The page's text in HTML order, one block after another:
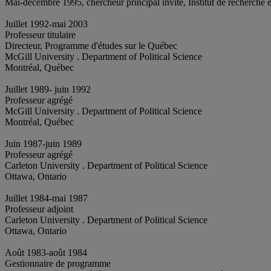
Juillet 1992-mai 2003
Professeur titulaire
Directeur, Programme d'études sur le Québec
McGill University . Department of Political Science
Montréal, Québec
Juillet 1989- juin 1992
Professeur agrégé
McGill University . Department of Political Science
Montréal, Québec
Juin 1987-juin 1989
Professeur agrégé
Carleton University . Department of Political Science
Ottawa, Ontario
Juillet 1984-mai 1987
Professeur adjoint
Carleton University . Department of Political Science
Ottawa, Ontario
Août 1983-août 1984
Gestionnaire de programme